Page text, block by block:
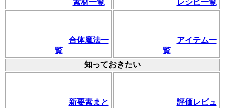
素材一覧 レシピ一覧
合体魔法一
覧
アイテム一
覧
知っておきたい
新要素まと
評価レビュ